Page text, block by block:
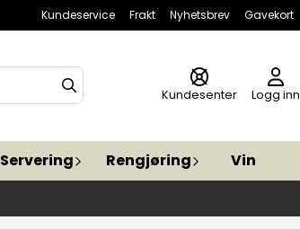
Kundeservice Frakt Nyhetsbrev Gavekort
Kundesenter Logg inn
Servering Rengjøring Vin